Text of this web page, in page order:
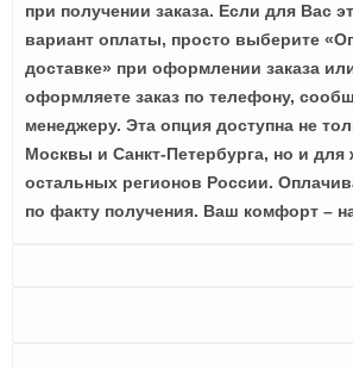
при получении заказа. Если для Вас
вариант оплаты, просто выберите
доставке» при оформлении заказа
оформляете заказ по телефону,
менеджеру. Эта опция доступна не
Москвы и Санкт-Петербурга, но и для
остальных регионов России.
по факту получения. Ваш комфорт –